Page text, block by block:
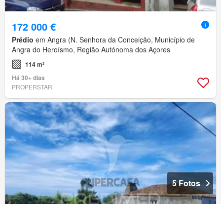
172 000 €
Prédio em Angra (N. Senhora da Conceição, Município de
Angra do Heroísmo, Região Autónoma dos Açores
114 m²
Há 30+ dias
PROPERSTAR
5 Fotos